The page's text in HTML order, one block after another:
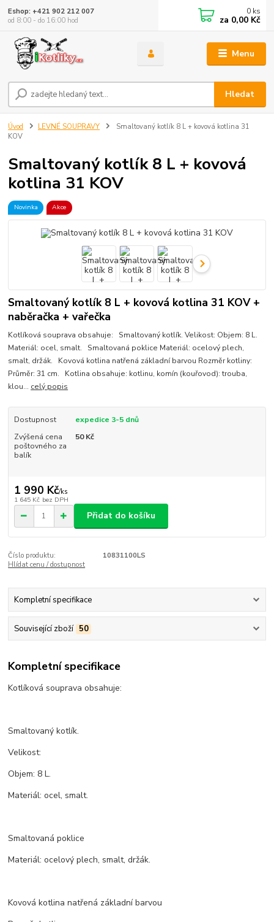
Menu
Hledat
Eshop: +421 902 212 007
od 8:00 - do 16:00 hod
0 ks
za 0,00 Kč
Úvod LEVNÉ SOUPRAVY
Smaltovaný kotlík 8 L + kovová kotlina 31
KOV
Smaltovaný kotlík 8 L + kovová
kotlina 31 KOV
Novinka Akce
Smaltovaný kotlík 8 L + kovová kotlina 31 KOV +
naběračka + vařečka
Kotlíková souprava obsahuje: Smaltovaný kotlík. Velikost: Objem: 8 L.
Materiál: ocel, smalt. Smaltovaná poklice Materiál: ocelový plech,
smalt, držák. Kovová kotlina natřená základní barvou Rozměr kotliny:
Průměr: 31 cm. Kotlina obsahuje: kotlinu, komín (kouřovod): trouba,
klou... celý popis
Dostupnost
expedice 3-5 dnů
Zvýšená cena
poštovného za
balík
50 Kč
1 990 Kč/ks
1 645 Kč bez DPH
Přidat do košíku
Číslo produktu:
10831100LS
Hlídat cenu / dostupnost
Kompletní specifikace
Související zboží 50
Kompletní specifikace
Kotlíková souprava obsahuje:
Smaltovaný kotlík.
Velikost:
Objem: 8 L.
Materiál: ocel, smalt.
Smaltovaná poklice
Materiál: ocelový plech, smalt, držák.
Kovová kotlina natřená základní barvou